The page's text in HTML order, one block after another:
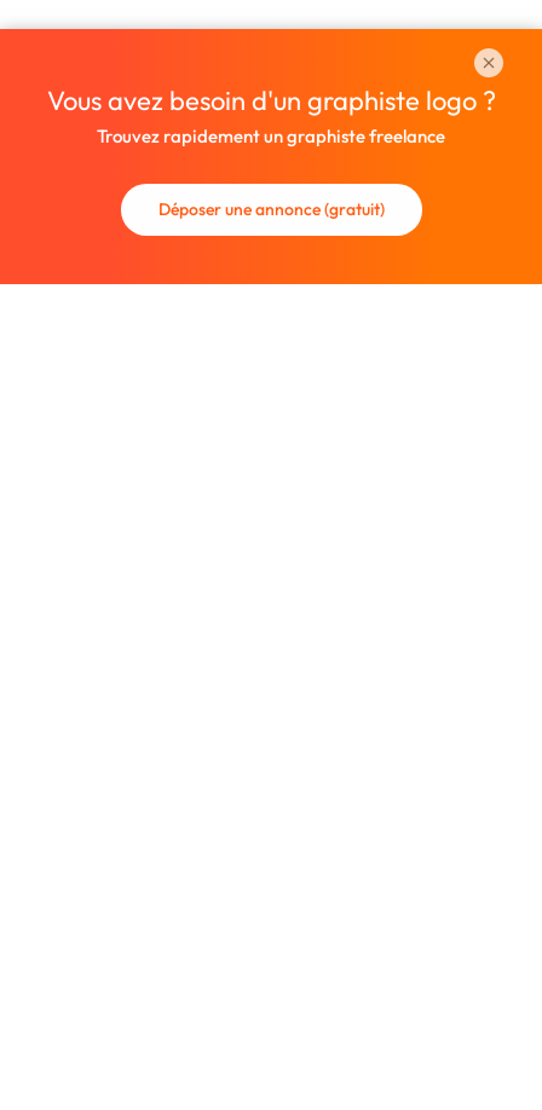
Vous avez besoin d'un graphiste logo ?
Trouvez rapidement un graphiste freelance
Déposer une annonce (gratuit)